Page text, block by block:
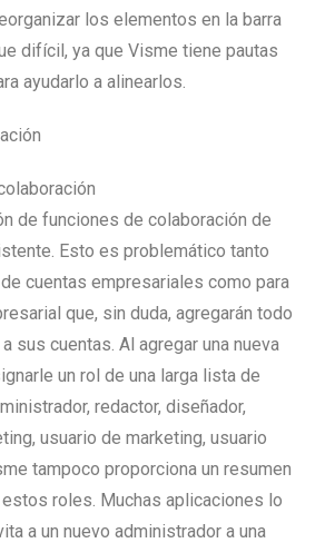
los elementos en la barra
difícil, ya que Visme tiene pautas
ayudarlo a alinearlos.
de funciones de colaboración de
Esto es problemático tanto
cuentas empresariales como para
que, sin duda, agregarán todo
sus cuentas. Al agregar una nueva
un rol de una larga lista de
redactor, diseñador,
usuario de marketing, usuario
tampoco proporciona un resumen
roles. Muchas aplicaciones lo
a un nuevo administrador a una